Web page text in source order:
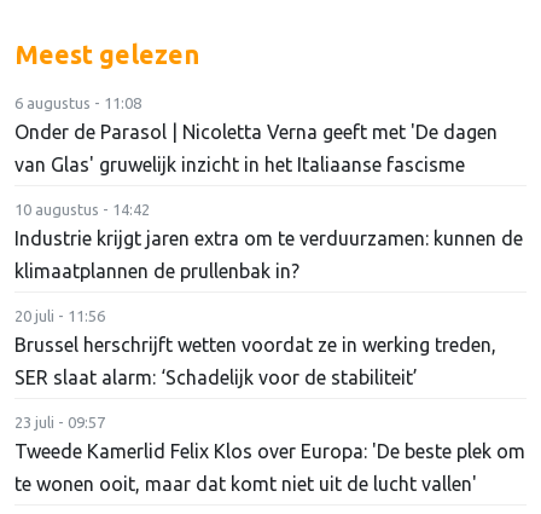
Meest gelezen
6 augustus - 11:08
Onder de Parasol | Nicoletta Verna geeft met 'De dagen
van Glas' gruwelijk inzicht in het Italiaanse fascisme
10 augustus - 14:42
Industrie krijgt jaren extra om te verduurzamen: kunnen de
klimaatplannen de prullenbak in?
20 juli - 11:56
Brussel herschrijft wetten voordat ze in werking treden,
SER slaat alarm: ‘Schadelijk voor de stabiliteit’
23 juli - 09:57
Tweede Kamerlid Felix Klos over Europa: 'De beste plek om
te wonen ooit, maar dat komt niet uit de lucht vallen'